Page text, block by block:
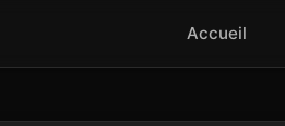
Accueil